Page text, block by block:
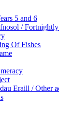
5 and 6
/
Of Fishes
Eraill / Other